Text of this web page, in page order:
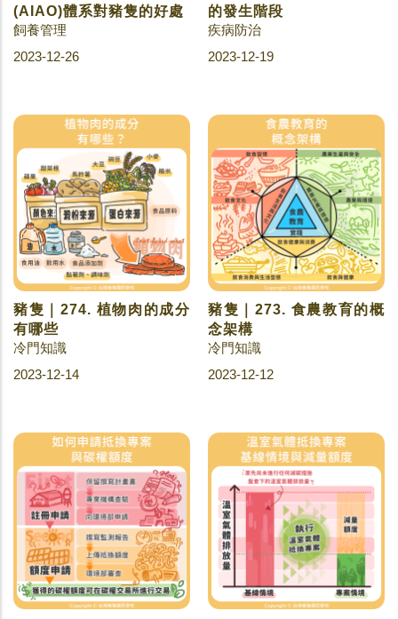
(AIAO)體系對豬隻的好處
飼養管理
2023-12-26
的發生階段
疾病防治
2023-12-19
豬隻｜274. 植物肉的成分
有哪些
冷門知識
2023-12-14
豬隻｜273. 食農教育的概
念架構
冷門知識
2023-12-12